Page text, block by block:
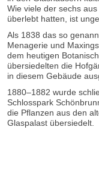
Wie viele der sechs
überlebt hatten, ist
Als 1838 das so
Menagerie und
dem heutigen
übersiedelten die
in diesem Gebäude
1880–1882 wurde
Schlosspark
die Pflanzen aus den
Glaspalast übersiedelt.